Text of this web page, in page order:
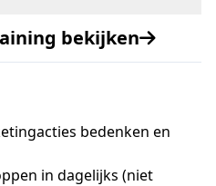
bekijken
bedenken en
in dagelijks (niet